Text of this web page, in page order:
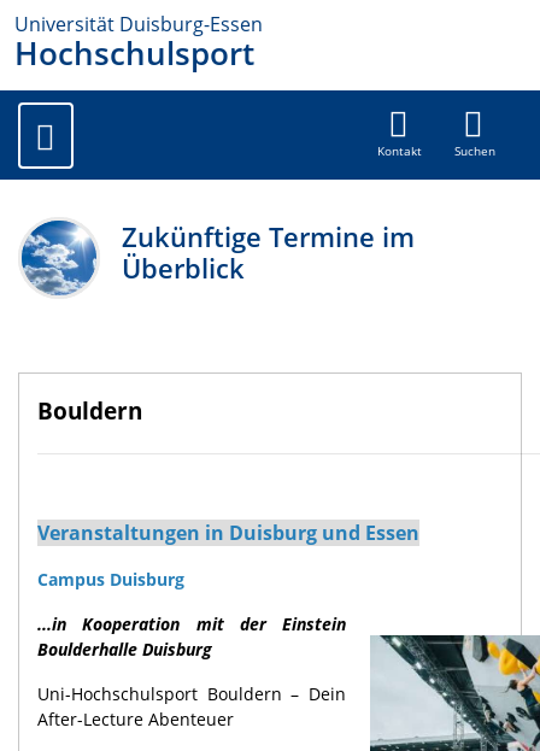
Universität Duisburg-Essen
Hochschulsport
Kontakt Suchen
Zukünftige Termine im
Überblick
Bouldern
Veranstaltungen in Duisburg und Essen
Campus Duisburg
...in Kooperation mit der Einstein
Boulderhalle Duisburg
Uni-Hochschulsport Bouldern – Dein
After-Lecture Abenteuer